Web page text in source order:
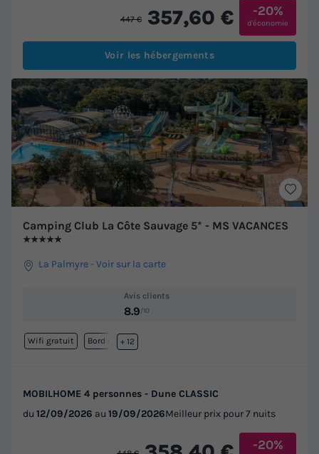
447 € 357,60 € -20%
d'économie
Voir les hébergements
Camping Club La Côte Sauvage 5* - MS VACANCES
★★★★★
La Palmyre -Voir sur la carte
Avis clients
8.9/10
Wifi gratuit Bord de mer
+ 12
MOBILHOME 4 personnes - Dune CLASSIC
du 12/09/2026 au 19/09/2026Meilleur prix pour 7 nuits
-20%